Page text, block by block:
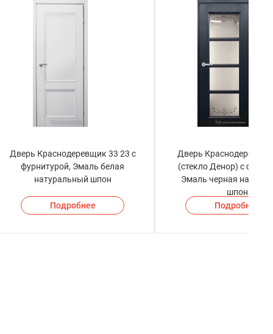
Дверь Краснодеревщик 33 23 с
фурнитурой, Эмаль белая
натуральный шпон
Подробнее
Дверь
(стекло Денор) с
Эмаль черная
шпон
Подробнее